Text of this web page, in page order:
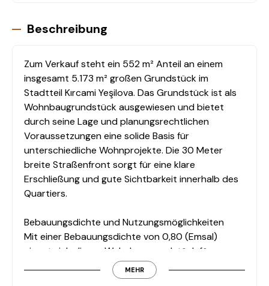
Beschreibung
Zum Verkauf steht ein 552 m² Anteil an einem
insgesamt 5.173 m² großen Grundstück im
Stadtteil Kırcami Yeşilova. Das Grundstück ist als
Wohnbaugrundstück ausgewiesen und bietet
durch seine Lage und planungsrechtlichen
Voraussetzungen eine solide Basis für
unterschiedliche Wohnprojekte. Die 30 Meter
breite Straßenfront sorgt für eine klare
Erschließung und gute Sichtbarkeit innerhalb des
Quartiers.
Bebauungsdichte und Nutzungsmöglichkeiten
Mit einer Bebauungsdichte von 0,80 (Emsal)
eignet sich dieses Wohnbaugrundstück für
Investoren und Projektentwickler, die Wert auf
eine strukturierte und regelkonforme Planung
MEHR